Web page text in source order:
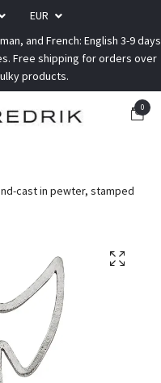
EUR
and French: English 3-9 days
Free shipping for orders over
products.
0
cast in pewter, stamped